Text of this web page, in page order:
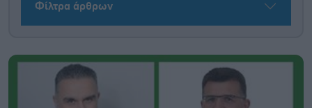
Φίλτρα άρθρων